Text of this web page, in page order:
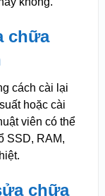
chữa
cách cài lại
hoặc cài
viên có thể
SSD, RAM,
chữa